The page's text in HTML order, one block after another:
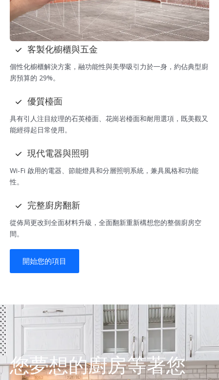
客製化櫥櫃與五金
個性化櫥櫃解決方案，融功能性與美學吸引力於一身，約佔典型廚
房預算的 29%。
優質檯面
具有引人注目紋理的石英檯面、花崗岩檯面和耐用選項，既美觀又
能經得起日常使用。
現代電器與照明
Wi-Fi 啟用的電器、節能燈具和分層照明系統，兼具風格和功能
性。
完整廚房翻新
從佈局更改到全面材料升級，全面翻新重新構想您的整個廚房空
間。
開始您的項目
您夢想的廚房等著您